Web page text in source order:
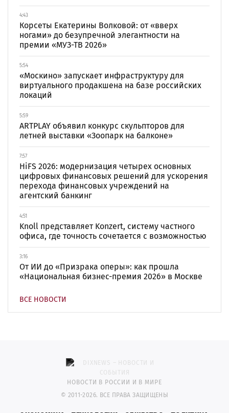
4:43
Корсеты Екатерины Волковой: от «вверх
ногами» до безупречной элегантности на
премии «МУЗ-ТВ 2026»
5:54
«Москино» запускает инфраструктуру для
виртуального продакшена на базе российских
локаций
5:59
ARTPLAY объявил конкурс скульпторов для
летней выставки «Зоопарк на балконе»
7:57
HiFS 2026: модернизация четырех основных
цифровых финансовых решений для ускорения
перехода финансовых учреждений на
агентский банкинг
4:51
Knoll представляет Konzert, систему частного
офиса, где точность сочетается с возможностью
3:16
От ИИ до «Призрака оперы»: как прошла
«Национальная бизнес-премия 2026» в Москве
ВСЕ НОВОСТИ
НОВОСТИ В РОССИИ И В МИРЕ
© 2011-2026. ВСЕ ПРАВА ЗАЩИЩЕНЫ